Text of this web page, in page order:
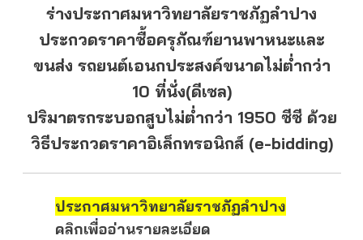
ร่างประกาศมหาวิทยาลัยราชภัฏลำปาง
ประกวดราคาซื้อครุภัณฑ์ยานพาหนะและ
ขนส่ง รถยนต์เอนกประสงค์ขนาดไม่ต่ำกว่า
10 ที่นั่ง(ดีเซล)
ปริมาตรกระบอกสูบไม่ต่ำกว่า 1950 ซีซี ด้วย
วิธีประกวดราคาอิเล็กทรอนิกส์ (e-bidding)
ประกาศมหาวิทยาลัยราชภัฏลำปาง
คลิกเพื่ออ่านรายละเอียด